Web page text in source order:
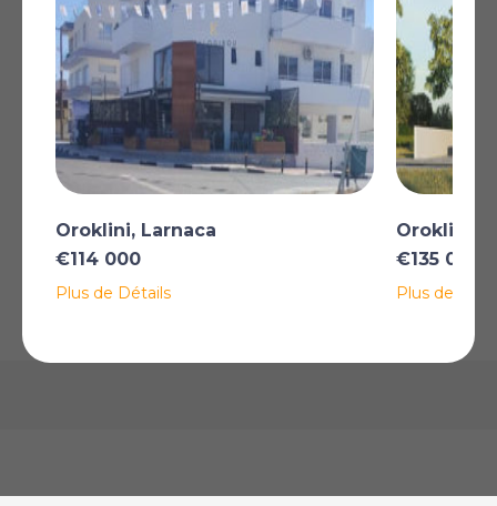
Plus
*Certaines descriptions de biens immobiliers sur ce site sont traduites
automatiquement par intelligence artificielle. Malgré tous nos efforts pour
garantir leur exactitude, des erreurs ou des inexactitudes peuvent
subsister. La version originale de l'annonce fait foi.
AFFICHER SUR LA CARTE
Oroklini, Larnaca
€114 000
Plus de Détails
Oroklini,
€135 000
Plus de